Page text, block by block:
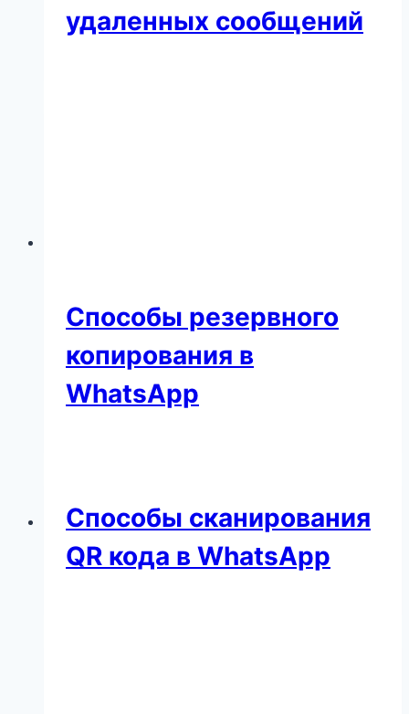
удаленных сообщений
Способы резервного
копирования в
WhatsApp
Способы сканирования
QR кода в WhatsApp